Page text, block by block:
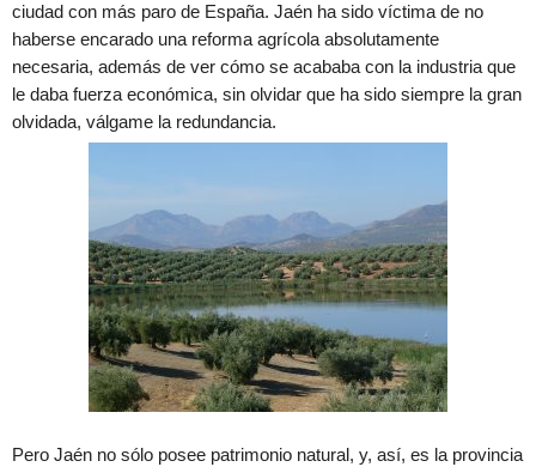
ciudad con más paro de España. Jaén ha sido víctima de no
haberse encarado una reforma agrícola absolutamente
necesaria, además de ver cómo se acababa con la industria que
le daba fuerza económica, sin olvidar que ha sido siempre la gran
olvidada, válgame la redundancia.
Pero Jaén no sólo posee patrimonio natural, y, así, es la provincia